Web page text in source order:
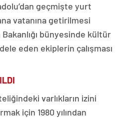
geçmişte yurt
vatanına getirilmesi
bünyesinde kültür
eden ekiplerin çalışması
varlıkların izini
için 1980 yılından